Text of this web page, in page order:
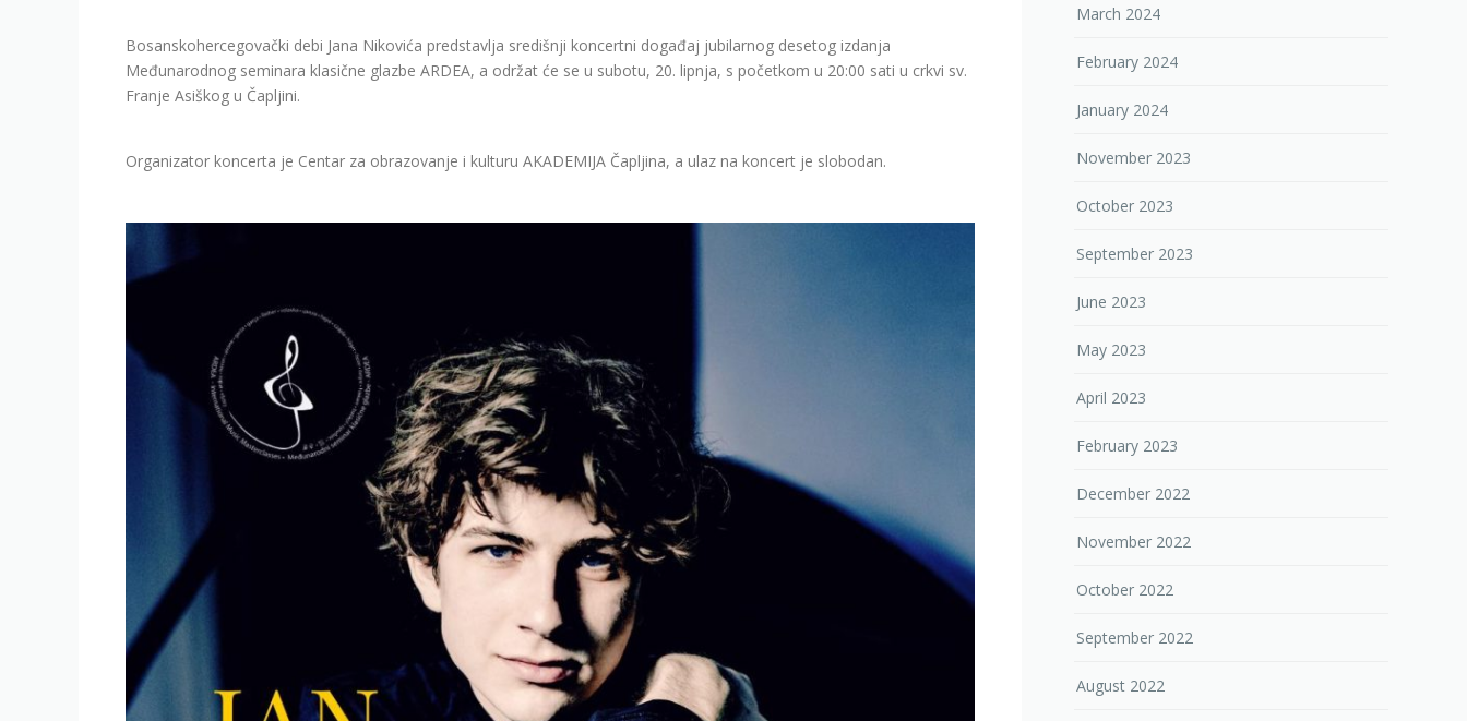
Bosanskohercegovački debi Jana Nikovića predstavlja središnji koncertni događaj jubilarnog desetog izdanja
Međunarodnog seminara klasične glazbe ARDEA, a održat će se u subotu, 20. lipnja, s početkom u 20:00 sati u crkvi sv.
Franje Asiškog u Čapljini.
Organizator koncerta je Centar za obrazovanje i kulturu AKADEMIJA Čapljina, a ulaz na koncert je slobodan.
March 2024
February 2024
January 2024
November 2023
October 2023
September 2023
June 2023
May 2023
April 2023
February 2023
December 2022
November 2022
October 2022
September 2022
August 2022